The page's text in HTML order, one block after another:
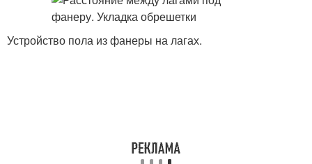
Устройство пола из фанеры на лагах.